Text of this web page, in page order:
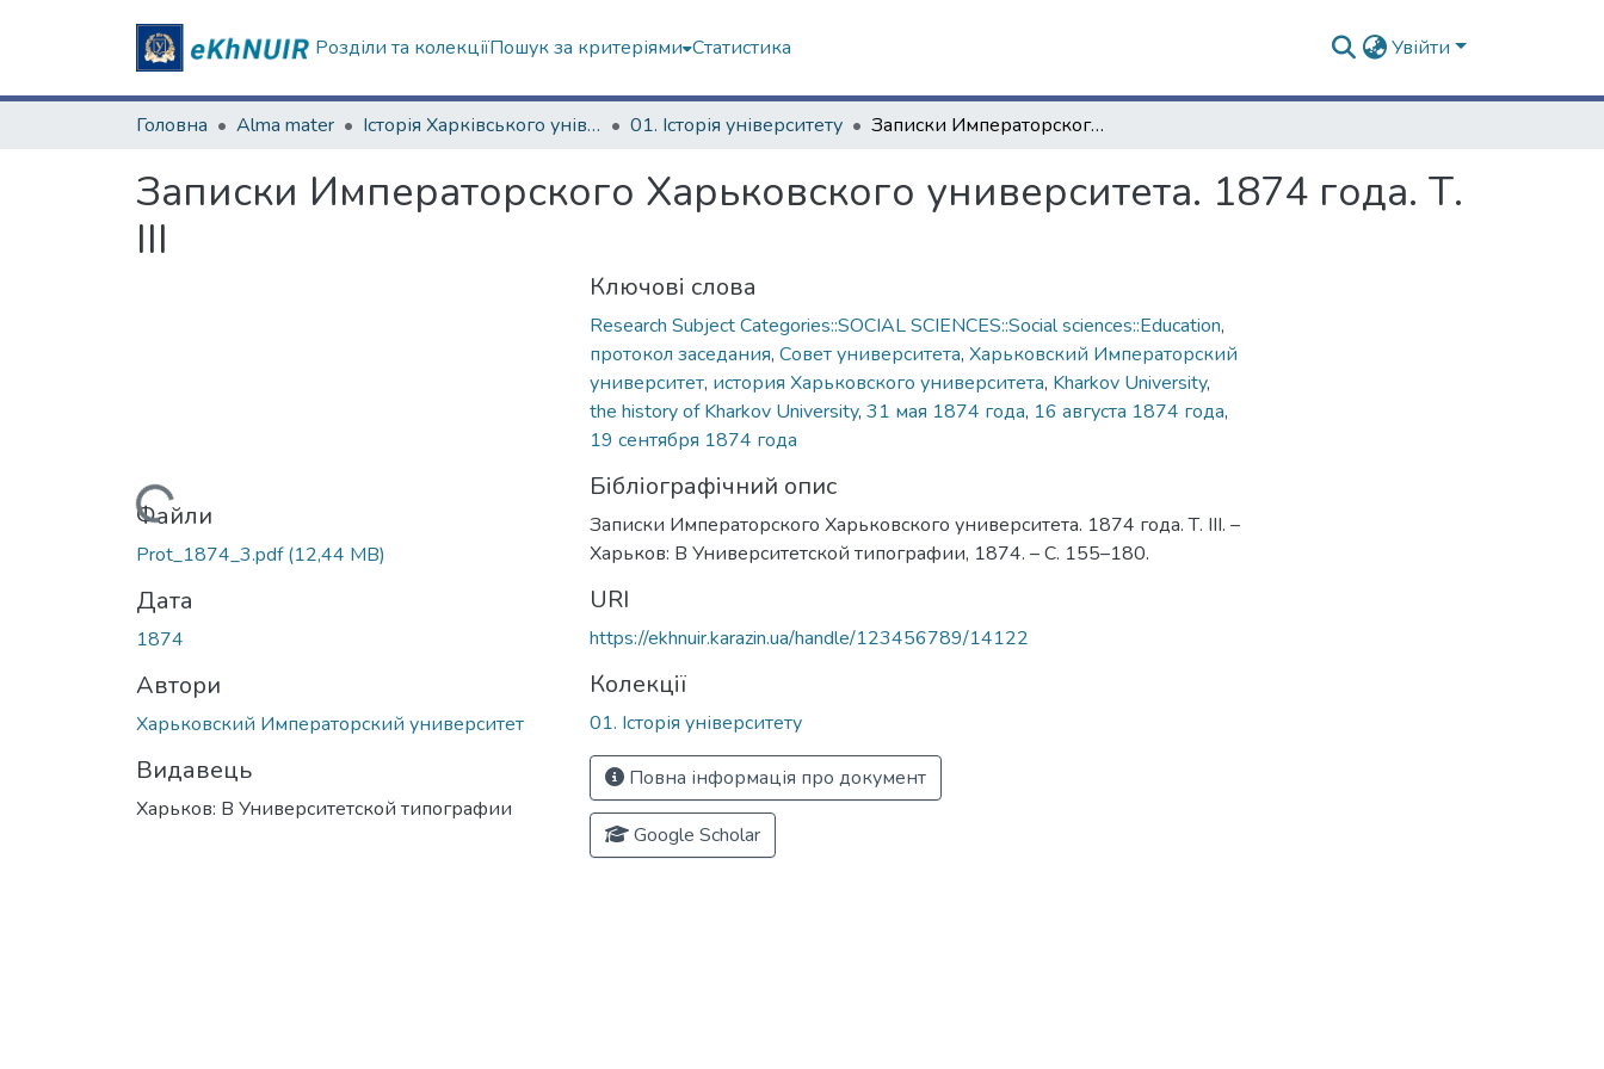
Розділи та колекціїПошук за критеріями Статистика Увійти
Головна Alma mater Історія Харківського університету 01. Історія університету Записки Императорского Харьковского университета. 1874 года. Т. ІІІ
Записки Императорского Харьковского университета. 1874 года. Т.
ІІІ
Вантажиться...
Файли
Prot_1874_3.pdf(12,44 MB)
Дата
1874
Автори
Харьковский Императорский университет
Видавець
Харьков: В Университетской типографии
Ключові слова
Research Subject Categories::SOCIAL SCIENCES::Social sciences::Education,
протокол заседания, Совет университета, Харьковский Императорский
университет, история Харьковского университета, Kharkov University,
the history of Kharkov University, 31 мая 1874 года, 16 августа 1874 года,
19 сентября 1874 года
Бібліографічний опис
Записки Императорского Харьковского университета. 1874 года. Т. ІІІ. –
Харьков: В Университетской типографии, 1874. – С. 155–180.
URI
https://ekhnuir.karazin.ua/handle/123456789/14122
Колекції
01. Історія університету
Повна інформація про документ
Google Scholar